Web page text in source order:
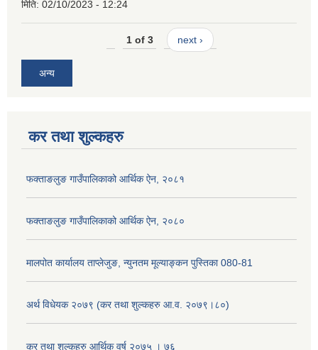
मिति: 02/10/2023 - 12:24
1 of 3 next ›
अन्य
कर तथा शुल्कहरु
फक्ताङलुङ गाउँपालिकाको आर्थिक ऐन, २०८१
फक्ताङलुङ गाउँपालिकाको आर्थिक ऐन, २०८०
मालपोत कार्यालय ताप्लेजुङ, न्युनतम मूल्याङ्कन पुस्तिका 080-81
अर्थ विधेयक २०७९ (कर तथा शुल्कहरु आ.व. २०७९।८०)
कर तथा शुल्कहरु आर्थिक वर्ष २०७५ । ७६